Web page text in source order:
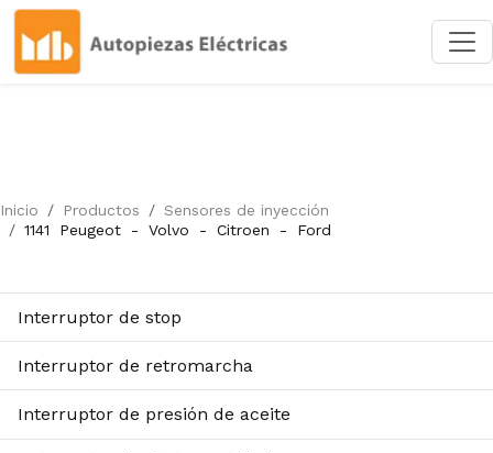
Inicio Productos
Sensores de inyección
1141
Peugeot - Volvo - Citroen - Ford
Interruptor de stop
Interruptor de retromarcha
Interruptor de presión de aceite